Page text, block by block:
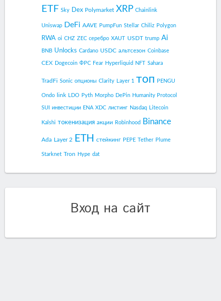
ETF Sky Dex Polymarket XRP Chainlink
Uniswap DeFi AAVE PumpFun Stellar Chiliz Polygon
RWA oi CHZ ZEC серебро XAUT USDT trump Ai
BNB Unlocks Cardano USDC альтсезон Coinbase
CEX Dogecoin ФРС Fear Hyperliquid NFT Sahara
TradFi Sonic опционы Clarity Layer 1 топ PENGU
Ondo link LDO Pyth Morpho DePin Humanity Protocol
SUI инвестиции ENA XDC листинг Nasdaq Litecoin
Kalshi токенизация акции Robinhood Binance
Ada Layer 2 ETH стейкинг PEPE Tether Plume
Starknet Tron Hype dat
Вход на сайт